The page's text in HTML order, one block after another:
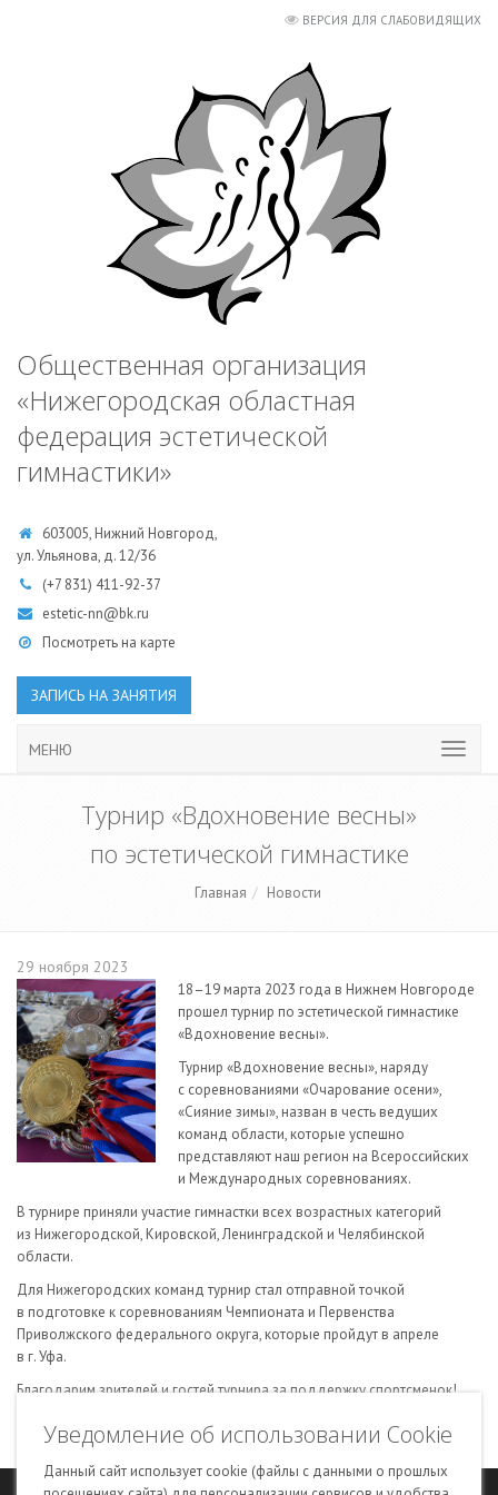
Уведомление об использовании Cookie
Данный сайт использует cookie (файлы с данными о прошлых
ВЕРСИЯ ДЛЯ СЛАБОВИДЯЩИХ
Общественная организация
«Нижегородская областная
федерация эстетической
гимнастики»
603005, Нижний Новгород,
ул. Ульянова, д. 12/36
(+7 831) 411-92-37
estetic-nn@bk.ru
Посмотреть на карте
ЗАПИСЬ НА ЗАНЯТИЯ
МЕНЮ
Турнир «Вдохновение весны»
по эстетической гимнастике
Главная Новости
29 ноября 2023
18–19 марта 2023 года в Нижнем Новгороде
прошел турнир по эстетической гимнастике
«Вдохновение весны».
Турнир «Вдохновение весны», наряду
с соревнованиями «Очарование осени»,
«Сияние зимы», назван в честь ведущих
команд области, которые успешно
представляют наш регион на Всероссийских
и Международных соревнованиях.
В турнире приняли участие гимнастки всех возрастных категорий
из Нижегородской, Кировской, Ленинградской и Челябинской
области.
Для Нижегородских команд турнир стал отправной точкой
в подготовке к соревнованиям Чемпионата и Первенства
Приволжского федерального округа, которые пройдут в апреле
в г. Уфа.
Благодарим зрителей и гостей турнира за поддержку спортсменок!
Желаем гимнасткам, тренерам и судьям успехов в подготовке
к предстоящим соревнованиям, здоровья и спортивного настроя!